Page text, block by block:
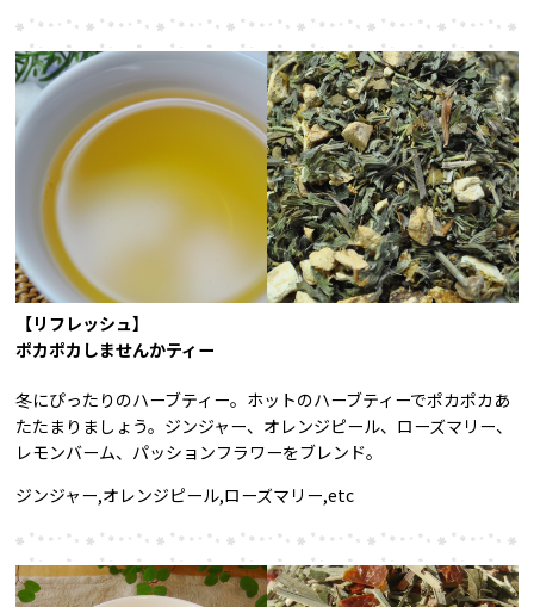
【リフレッシュ】
ポカポカしませんかティー
冬にぴったりのハーブティー。ホットのハーブティーでポカポカあ
たたまりましょう。ジンジャー、オレンジピール、ローズマリー、
レモンバーム、パッションフラワーをブレンド。
ジンジャー,オレンジピール,ローズマリー,etc